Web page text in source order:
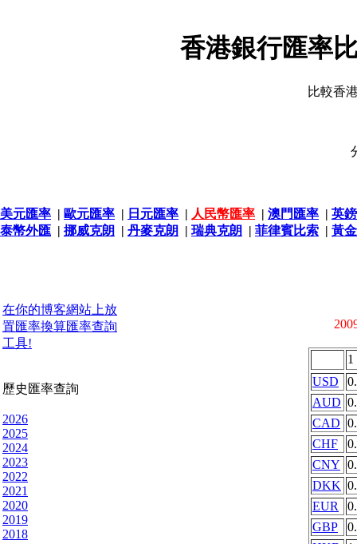
香港銀行匯率
比較香
美元匯率 | 歐元匯率 | 日元匯率 | 人民幣匯率 | 澳門匯率 | 英
泰幣外匯 | 挪威克朗 | 丹麥克朗 | 瑞典克朗 | 菲律賓比索 | 黃
在你的博客網站上放
置匯率換算匯率查詢
工具!
歷史匯率查詢
2026
2025
2024
2023
2022
2021
2020
2019
2018
1
USD
AUD
CAD
CHF
CNY
DKK
EUR
GBP